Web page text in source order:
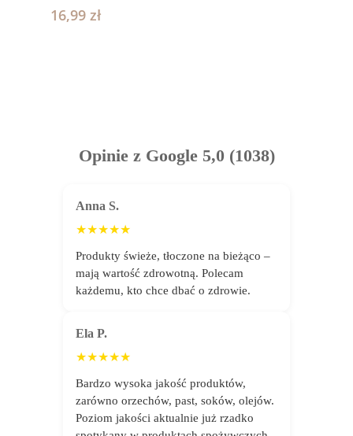
Oceniono
5.00
16,99zł
Opinie z Google 5,0 (1038)
Anna S.
★★★★★
Produkty świeże, tłoczone na bieżąco –
mają wartość zdrowotną. Polecam
każdemu, kto chce dbać o zdrowie.
Ela P.
★★★★★
Bardzo wysoka jakość produktów,
zarówno orzechów, past, soków, olejów.
Poziom jakości aktualnie już rzadko